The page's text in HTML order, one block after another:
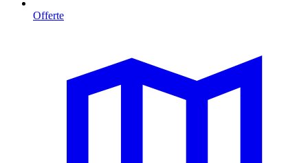
Offerte